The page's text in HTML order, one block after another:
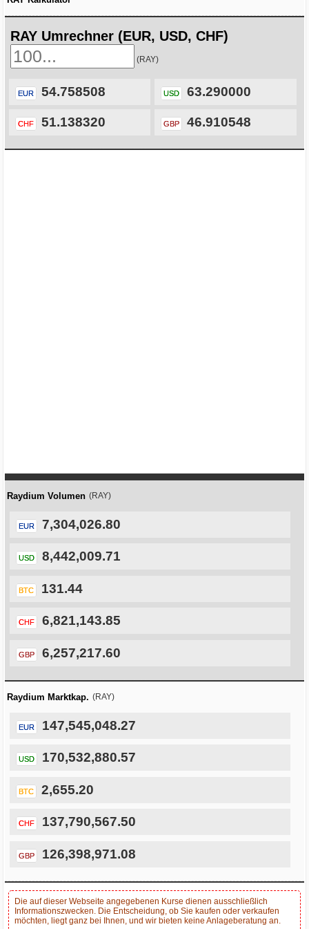
RAY Umrechner (EUR, USD, CHF)
(RAY)
EUR 54.758508 USD 63.290000
CHF 51.138320 GBP 46.910548
Raydium Volumen (RAY)
EUR 7,304,026.80
USD 8,442,009.71
BTC 131.44
CHF 6,821,143.85
GBP 6,257,217.60
Raydium Marktkap. (RAY)
EUR 147,545,048.27
USD 170,532,880.57
BTC 2,655.20
CHF 137,790,567.50
GBP 126,398,971.08
Die auf dieser Webseite angegebenen Kurse dienen ausschließlich
Informationszwecken. Die Entscheidung, ob Sie kaufen oder verkaufen
möchten, liegt ganz bei Ihnen, und wir bieten keine Anlageberatung an.